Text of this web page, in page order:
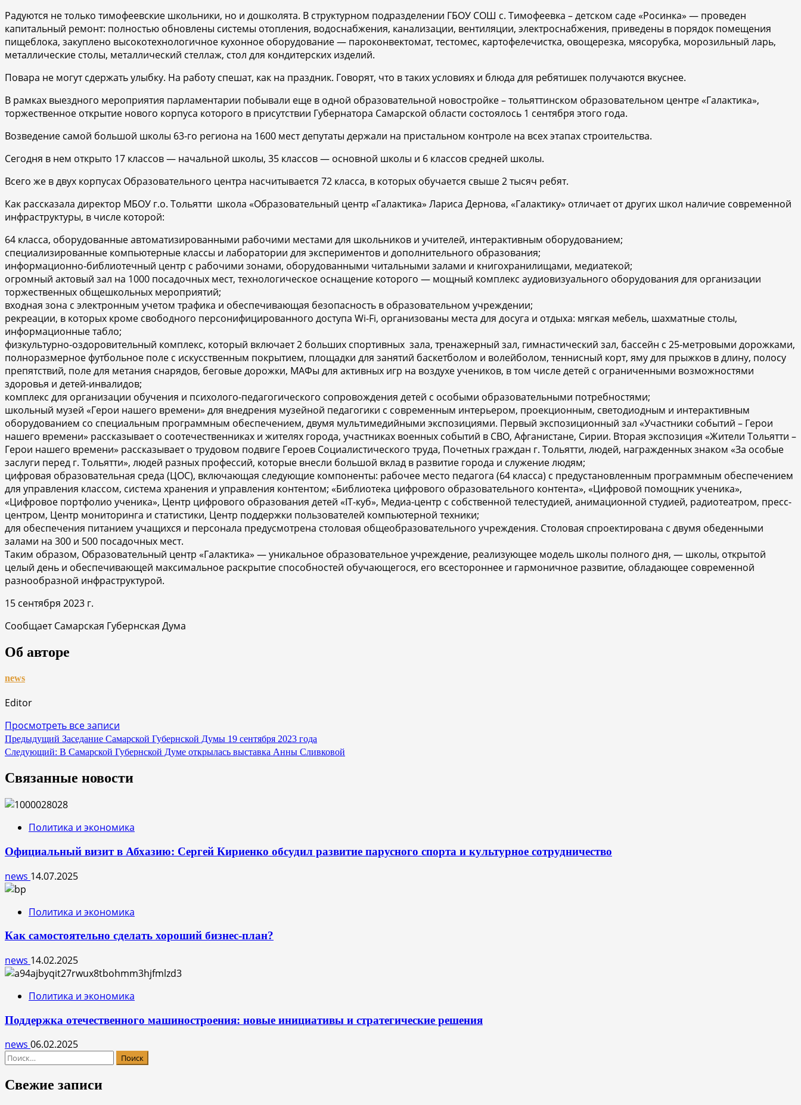
Радуются не только тимофеевские школьники, но и дошколята. В структурном подразделении ГБОУ СОШ с. Тимофеевка – детском саде «Росинка» — проведен
капитальный ремонт: полностью обновлены системы отопления, водоснабжения, канализации, вентиляции, электроснабжения, приведены в порядок помещения
пищеблока, закуплено высокотехнологичное кухонное оборудование — пароконвектомат, тестомес, картофелечистка, овощерезка, мясорубка, морозильный ларь,
металлические столы, металлический стеллаж, стол для кондитерских изделий.
Повара не могут сдержать улыбку. На работу спешат, как на праздник. Говорят, что в таких условиях и блюда для ребятишек получаются вкуснее.
В рамках выездного мероприятия парламентарии побывали еще в одной образовательной новостройке – тольяттинском образовательном центре «Галактика»,
торжественное открытие нового корпуса которого в присутствии Губернатора Самарской области состоялось 1 сентября этого года.
Возведение самой большой школы 63-го региона на 1600 мест депутаты держали на пристальном контроле на всех этапах строительства.
Сегодня в нем открыто 17 классов — начальной школы, 35 классов — основной школы и 6 классов средней школы.
Всего же в двух корпусах Образовательного центра насчитывается 72 класса, в которых обучается свыше 2 тысяч ребят.
Как рассказала директор МБОУ г.о. Тольятти школа «Образовательный центр «Галактика» Лариса Дернова, «Галактику» отличает от других школ наличие современной
инфраструктуры, в числе которой:
64 класса, оборудованные автоматизированными рабочими местами для школьников и учителей, интерактивным оборудованием;
специализированные компьютерные классы и лаборатории для экспериментов и дополнительного образования;
информационно-библиотечный центр с рабочими зонами, оборудованными читальными залами и книгохранилищами, медиатекой;
огромный актовый зал на 1000 посадочных мест, технологическое оснащение которого — мощный комплекс аудиовизуального оборудования для организации
торжественных общешкольных мероприятий;
входная зона с электронным учетом трафика и обеспечивающая безопасность в образовательном учреждении;
рекреации, в которых кроме свободного персонифицированного доступа Wi-Fi, организованы места для досуга и отдыха: мягкая мебель, шахматные столы,
информационные табло;
физкультурно-оздоровительный комплекс, который включает 2 больших спортивных зала, тренажерный зал, гимнастический зал, бассейн с 25-метровыми дорожками,
полноразмерное футбольное поле с искусственным покрытием, площадки для занятий баскетболом и волейболом, теннисный корт, яму для прыжков в длину, полосу
препятствий, поле для метания снарядов, беговые дорожки, МАФы для активных игр на воздухе учеников, в том числе детей с ограниченными возможностями
здоровья и детей-инвалидов;
комплекс для организации обучения и психолого-педагогического сопровождения детей с особыми образовательными потребностями;
школьный музей «Герои нашего времени» для внедрения музейной педагогики с современным интерьером, проекционным, светодиодным и интерактивным
оборудованием со специальным программным обеспечением, двумя мультимедийными экспозициями. Первый экспозиционный зал «Участники событий – Герои
нашего времени» рассказывает о соотечественниках и жителях города, участниках военных событий в СВО, Афганистане, Сирии. Вторая экспозиция «Жители Тольятти –
Герои нашего времени» рассказывает о трудовом подвиге Героев Социалистического труда, Почетных граждан г. Тольятти, людей, награжденных знаком «За особые
заслуги перед г. Тольятти», людей разных профессий, которые внесли большой вклад в развитие города и служение людям;
цифровая образовательная среда (ЦОС), включающая следующие компоненты: рабочее место педагога (64 класса) с предустановленным программным обеспечением
для управления классом, система хранения и управления контентом; «Библиотека цифрового образовательного контента», «Цифровой помощник ученика»,
«Цифровое портфолио ученика», Центр цифрового образования детей «IT-куб», Медиа-центр с собственной телестудией, анимационной студией, радиотеатром, пресс-
центром, Центр мониторинга и статистики, Центр поддержки пользователей компьютерной техники;
для обеспечения питанием учащихся и персонала предусмотрена столовая общеобразовательного учреждения. Столовая спроектирована с двумя обеденными
залами на 300 и 500 посадочных мест.
Таким образом, Образовательный центр «Галактика» — уникальное образовательное учреждение, реализующее модель школы полного дня, — школы, открытой
целый день и обеспечивающей максимальное раскрытие способностей обучающегося, его всестороннее и гармоничное развитие, обладающее современной
разнообразной инфраструктурой.
15 сентября 2023 г.
Сообщает Самарская Губернская Дума
Об авторе
news
Editor
Просмотреть все записи
Навигация
по
записям
Предыдущий Заседание Самарской Губернской Думы 19 сентября 2023 года
Следующий: В Самарской Губернской Думе открылась выставка Анны Сливковой
Связанные новости
Политика и экономика
Официальный визит в Абхазию: Сергей Кириенко обсудил развитие парусного спорта и культурное сотрудничество
news 14.07.2025
Политика и экономика
Как самостоятельно сделать хороший бизнес-план?
news 14.02.2025
Политика и экономика
Поддержка отечественного машиностроения: новые инициативы и стратегические решения
news 06.02.2025
Найти:
Свежие записи